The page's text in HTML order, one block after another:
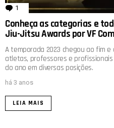
1 comentário
Conheça as categorias e
Jiu-Jitsu Awards por VF
A temporada 2023 chegou ao fim
atletas, professores e
do ano em diversas posições.
há 3 anos
LEIA MAIS